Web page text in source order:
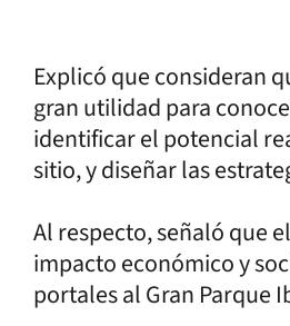
Explicó que consideran
gran utilidad para
identificar el potencial
sitio, y diseñar las
Al respecto, señaló que
impacto económico y
portales al Gran Parque